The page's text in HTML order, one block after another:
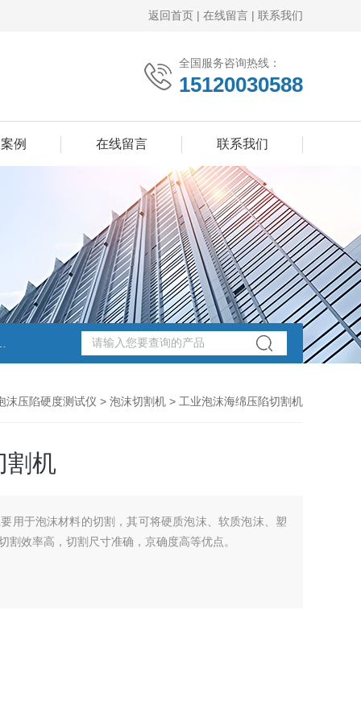
返回首页 | 在线留言 | 联系我们
全国服务咨询热线：
15120030588
例 在线留言 联系我们
沫压陷硬度测试仪 > 泡沫切割机 > 工业泡沫海绵压陷切割机
割机
用于泡沫材料的切割，其可将硬质泡沫、软质泡沫、塑
效率高，切割尺寸准确，京确度高等优点。